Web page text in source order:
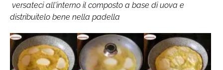
versateci all'interno il composto a base di uova e
distribuitelo bene nella padella